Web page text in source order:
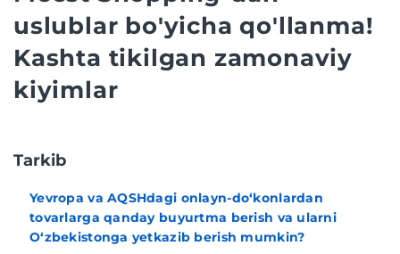
uslublar bo'yicha qo'llanma!
Kashta tikilgan zamonaviy
kiyimlar
Tarkib
Yevropa va AQSHdagi onlayn-do‘konlardan
tovarlarga qanday buyurtma berish va ularni
O‘zbekistonga yetkazib berish mumkin?